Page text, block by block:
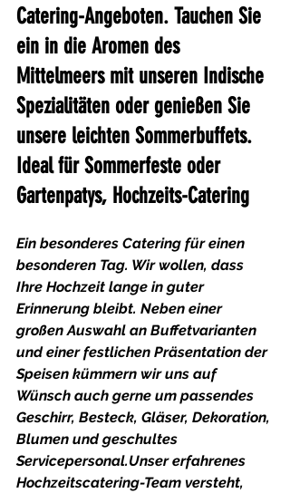
Catering-Angeboten. Tauchen Sie
ein in die Aromen des
Mittelmeers mit unseren Indische
Spezialitäten oder genießen Sie
unsere leichten Sommerbuffets.
Ideal für Sommerfeste oder
Gartenpatys, Hochzeits-Catering
Ein besonderes Catering für einen
besonderen Tag. Wir wollen, dass
Ihre Hochzeit lange in guter
Erinnerung bleibt. Neben einer
großen Auswahl an Buffetvarianten
und einer festlichen Präsentation der
Speisen kümmern wir uns auf
Wünsch auch gerne um passendes
Geschirr, Besteck, Gläser, Dekoration,
Blumen und geschultes
Servicepersonal.Unser erfahrenes
Hochzeitscatering-Team versteht,